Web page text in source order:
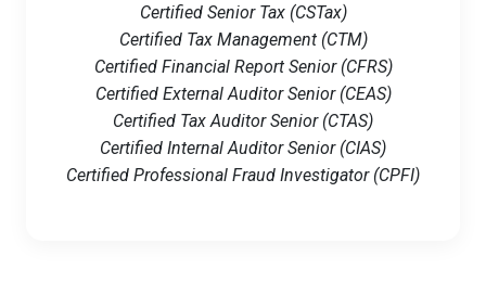
Certified Senior Tax (CSTax)
Certified Tax Management (CTM)
Certified Financial Report Senior (CFRS)
Certified External Auditor Senior (CEAS)
Certified Tax Auditor Senior (CTAS)
Certified Internal Auditor Senior (CIAS)
Certified Professional Fraud Investigator (CPFI)